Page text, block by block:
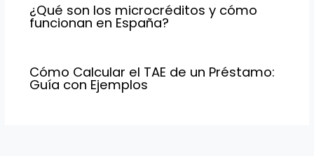
¿Qué son los microcréditos y cómo
funcionan en España?
Cómo Calcular el TAE de un Préstamo:
Guía con Ejemplos